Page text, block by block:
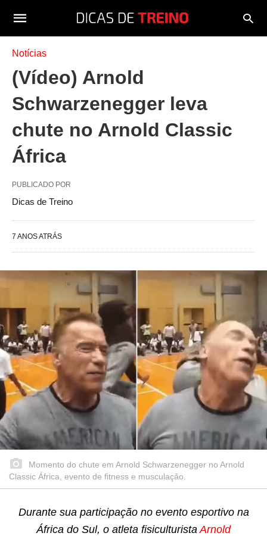
Notícias
(Vídeo) Arnold
Schwarzenegger leva
chute no Arnold Classic
África
PUBLICADO POR
Dicas de Treino
7 ANOS ATRÁS
Momento do chute em Arnold Schwarzenegger no Arnold
Classic África, evento de fitness e musculação.
Durante sua participação no evento esportivo na
África do Sul, o atleta fisiculturista Arnold